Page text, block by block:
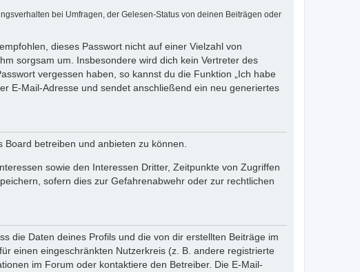
bei Umfragen, der Gelesen-Status von deinen Beiträgen oder
dieses Passwort nicht auf einer Vielzahl von
sorgsam um. Insbesondere wird dich kein Vertreter des
vergessen haben, so kannst du die Funktion „Ich habe
E-Mail-Adresse und sendet anschließend ein neu generiertes
betreiben und anbieten zu können.
sowie den Interessen Dritter, Zeitpunkte von Zugriffen
sofern dies zur Gefahrenabwehr oder zur rechtlichen
die Daten deines Profils und die von dir erstellten Beiträge im
einen eingeschränkten Nutzerkreis (z. B. andere registrierte
im Forum oder kontaktiere den Betreiber. Die E-Mail-